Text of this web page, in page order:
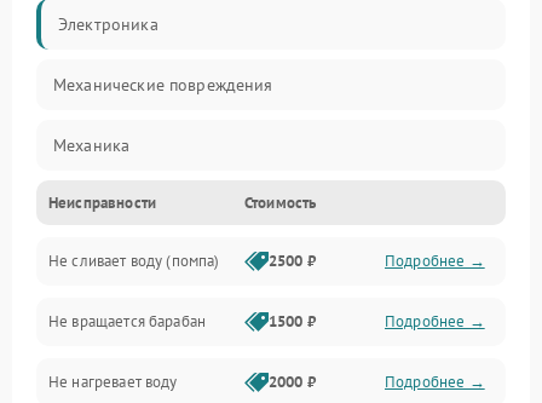
Электроника
Механические повреждения
Механика
Электропитание
Водоснабжение
Слив
Программное обеспечение
Неисправности Стоимость
Не сливает воду (помпа) 2500 ₽ Подробнее →
Не вращается барабан 1500 ₽ Подробнее →
Не нагревает воду 2000 ₽ Подробнее →